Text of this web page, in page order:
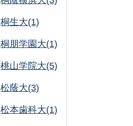
桐生大(1)
桐朋学園大(1)
桃山学院大(5)
松蔭大(3)
松本歯科大(1)